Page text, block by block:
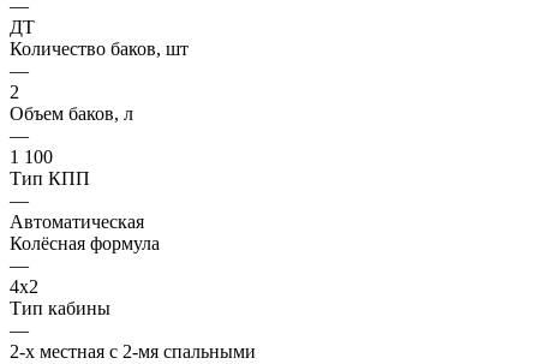
—
ДТ
Количество баков, шт
—
2
Объем баков, л
—
1 100
Тип КПП
—
Автоматическая
Колёсная формула
—
4х2
Тип кабины
—
2-х местная с 2-мя спальными